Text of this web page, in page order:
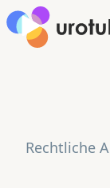
Click here to go
Rechtliche